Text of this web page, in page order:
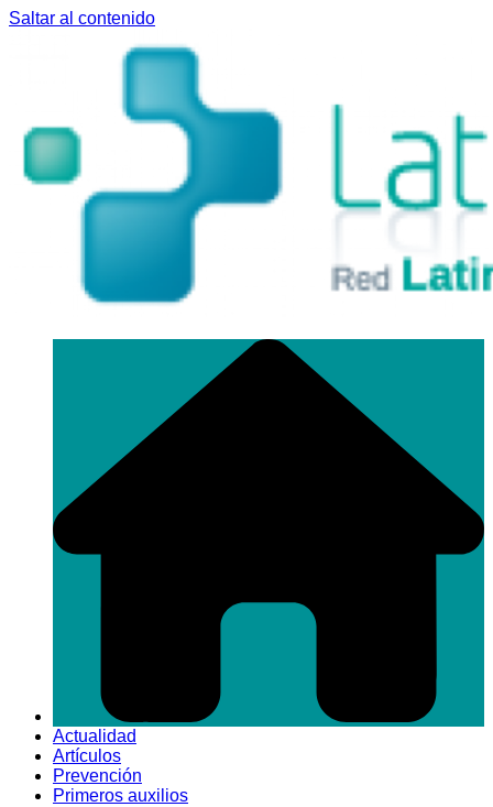
Saltar al contenido
Actualidad
Artículos
Prevención
Primeros auxilios